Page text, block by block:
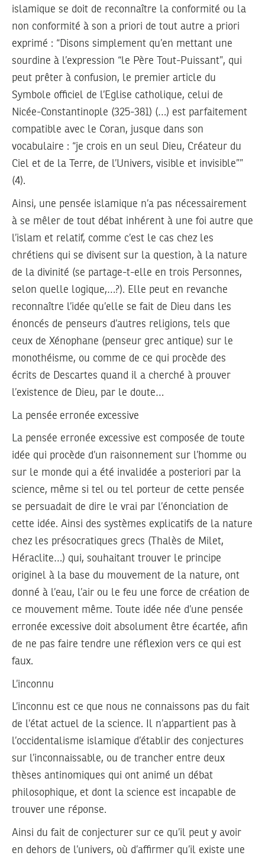
islamique se doit de reconnaître la conformité ou la
non conformité à son a priori de tout autre a priori
exprimé : “Disons simplement qu’en mettant une
sourdine à l’expression “le Père Tout-Puissant”, qui
peut prêter à confusion, le premier article du
Symbole officiel de l’Eglise catholique, celui de
Nicée-Constantinople (325-381) (…) est parfaitement
compatible avec le Coran, jusque dans son
vocabulaire : “je crois en un seul Dieu, Créateur du
Ciel et de la Terre, de l’Univers, visible et invisible””
(4).
Ainsi, une pensée islamique n’a pas nécessairement
à se mêler de tout débat inhérent à une foi autre que
l’islam et relatif, comme c’est le cas chez les
chrétiens qui se divisent sur la question, à la nature
de la divinité (se partage-t-elle en trois Personnes,
selon quelle logique,…?). Elle peut en revanche
reconnaître l’idée qu’elle se fait de Dieu dans les
énoncés de penseurs d’autres religions, tels que
ceux de Xénophane (penseur grec antique) sur le
monothéisme, ou comme de ce qui procède des
écrits de Descartes quand il a cherché à prouver
l’existence de Dieu, par le doute…
La pensée erronée excessive
La pensée erronée excessive est composée de toute
idée qui procède d’un raisonnement sur l’homme ou
sur le monde qui a été invalidée a posteriori par la
science, même si tel ou tel porteur de cette pensée
se persuadait de dire le vrai par l’énonciation de
cette idée. Ainsi des systèmes explicatifs de la nature
chez les présocratiques grecs (Thalès de Milet,
Héraclite…) qui, souhaitant trouver le principe
originel à la base du mouvement de la nature, ont
donné à l’eau, l’air ou le feu une force de création de
ce mouvement même. Toute idée née d’une pensée
erronée excessive doit absolument être écartée, afin
de ne pas faire tendre une réflexion vers ce qui est
faux.
L’inconnu
L’inconnu est ce que nous ne connaissons pas du fait
de l’état actuel de la science. Il n’appartient pas à
l’occidentalisme islamique d’établir des conjectures
sur l’inconnaissable, ou de trancher entre deux
thèses antinomiques qui ont animé un débat
philosophique, et dont la science est incapable de
trouver une réponse.
Ainsi du fait de conjecturer sur ce qu’il peut y avoir
en dehors de l’univers, où d’affirmer qu’il existe une